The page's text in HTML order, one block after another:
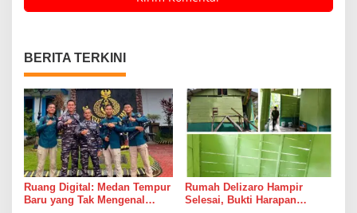
BERITA TERKINI
Ruang Digital: Medan Tempur
Baru yang Tak Mengenal
Rumah Delizaro Hampir
Selesai, Bukti Harapan